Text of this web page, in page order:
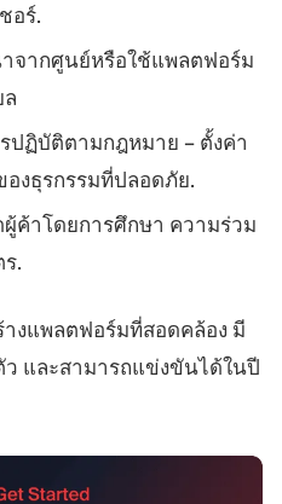
อร์.
จากศูนย์หรือใช้แพลตฟอร์ม
ปฏิบัติตามกฎหมาย – ตั้งค่า
องธุรกรรมที่ปลอดภัย.
ค้าโดยการศึกษา ความร่วม
.
างแพลตฟอร์มที่สอดคล้อง มี
และสามารถแข่งขันได้ในปี